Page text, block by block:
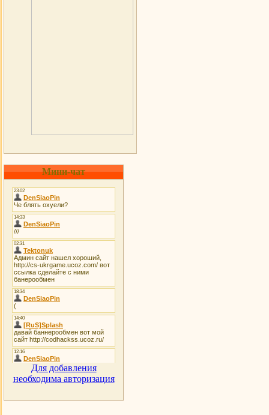
Мини-чат
Для добавления
необходима авторизация